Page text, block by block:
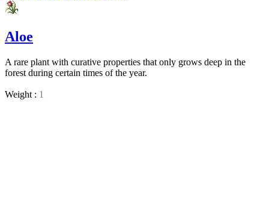
Aloe
A rare plant with curative properties that only grows deep in the
forest during certain times of the year.
Weight : 1